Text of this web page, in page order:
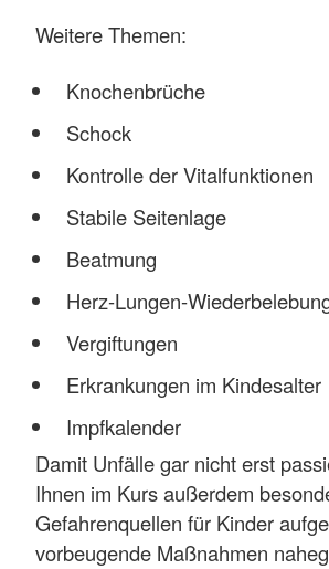
Weitere Themen:
Knochenbrüche
Schock
Kontrolle der Vitalfunktionen
Stabile Seitenlage
Beatmung
Herz-Lungen-
Vergiftungen
Erkrankungen im Kindesalter
Impfkalender
Damit Unfälle gar nicht erst
Ihnen im Kurs außerdem
Gefahrenquellen für Kinder
vorbeugende Maßnahmen